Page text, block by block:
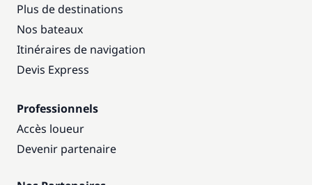
Plus de destinations
Nos bateaux
Itinéraires de navigation
Devis Express
Professionnels
Accès loueur
Devenir partenaire